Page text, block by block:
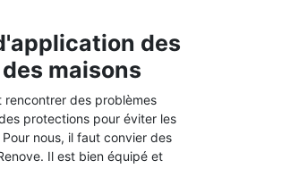
des
maisons
rencontrer des problèmes
protections pour éviter les
nous, il faut convier des
Il est bien équipé et